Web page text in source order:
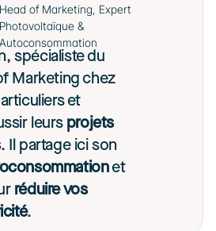
Head of Marketing, Expert
Photovoltaïque &
Autoconsommation
spécialiste du
Marketing chez
et
leurs projets
. Il partage ici son
et
réduire vos
.